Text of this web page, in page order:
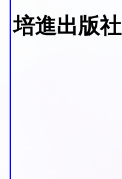
培進出版社